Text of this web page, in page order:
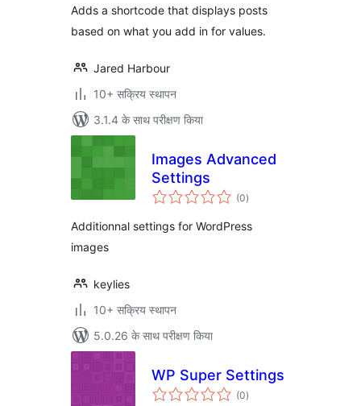
Adds a shortcode that displays posts
based on what you add in for values.
Jared Harbour
10+ सक्रिय स्थापन
3.1.4 के साथ परीक्षण किया
Images Advanced
Settings
(0कुल
दर)
Additionnal settings for WordPress
images
keylies
10+ सक्रिय स्थापन
5.0.26 के साथ परीक्षण किया
WP Super Settings
(0कुल
दर)